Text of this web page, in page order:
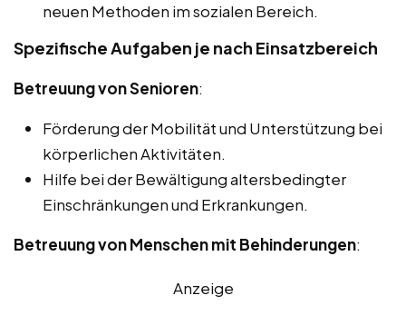
neuen Methoden im sozialen Bereich.
Spezifische Aufgaben je nach Einsatzbereich
Betreuung von Senioren:
Förderung der Mobilität und Unterstützung bei
körperlichen Aktivitäten.
Hilfe bei der Bewältigung altersbedingter
Einschränkungen und Erkrankungen.
Betreuung von Menschen mit Behinderungen:
Anzeige